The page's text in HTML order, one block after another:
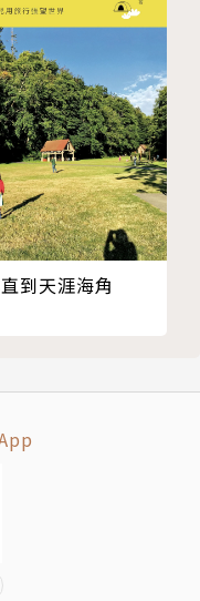
常衝突、檢視情
中的小花貓，最後
一起編的〈貓咪新
長
理事長
銳、充滿原創性。
之家》榮獲「向田
獲「日本電影學院
品《活了一百萬次
到天涯海角